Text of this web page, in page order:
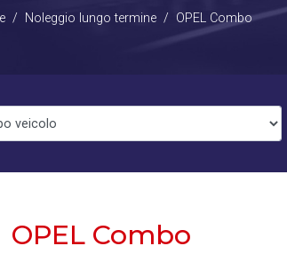
Noleggio lungo termine OPEL Combo
OPEL Combo